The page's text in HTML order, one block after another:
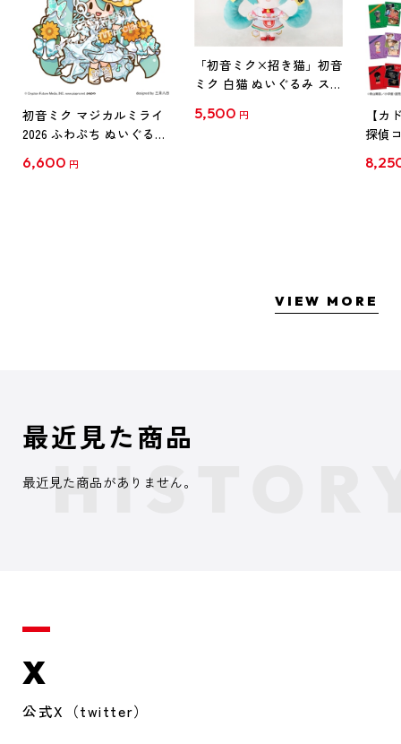
初音ミク マジカルミライ
2026 ふわぷち ぬいぐるみ
6,600 円
「初音ミク×招き猫」初音
ミク 白猫 ぬいぐるみ スタ
5,500 円
【カ
探偵
クリ
VIEW MORE
最近見た商品
最近見た商品がありません。
X
公式X（twitter）